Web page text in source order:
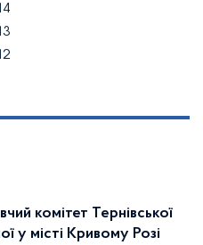
комітет Тернівської
у місті Кривому Розі